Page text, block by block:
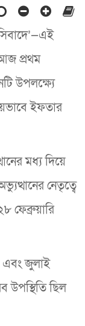
আজ প্রথম
উপলক্ষ্যে
ইফতার
মধ্য দিয়ে
নেতৃত্বে
ফেব্রুয়ারি
এবং জুলাই
উপস্থিতি ছিল